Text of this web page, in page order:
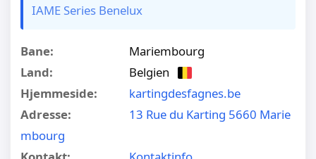
IAME Series Benelux
Bane:
Mariembourg
Land:
Belgien
Hjemmeside:
kartingdesfagnes.be
Adresse:
13 Rue du Karting 5660 Marie
mbourg